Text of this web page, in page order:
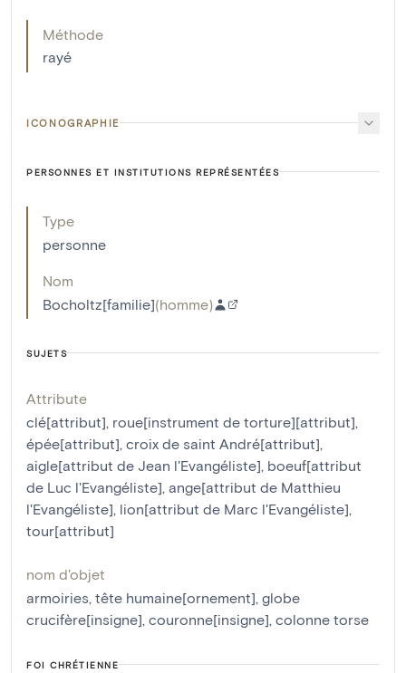
Méthode
rayé
ICONOGRAPHIE
PERSONNES ET INSTITUTIONS REPRÉSENTÉES
Type
personne
Nom
Bocholtz[familie](homme)
SUJETS
Attribute
clé[attribut] roue[instrument de torture][attribut]
épée[attribut] croix de saint André[attribut]
aigle[attribut de Jean l'Evangéliste] boeuf[attribut
de Luc l'Evangéliste] ange[attribut de Matthieu
l'Evangéliste] lion[attribut de Marc l'Evangéliste]
tour[attribut]
nom d'objet
armoiries tête humaine[ornement] globe
crucifère[insigne] couronne[insigne] colonne torse
FOI CHRÉTIENNE